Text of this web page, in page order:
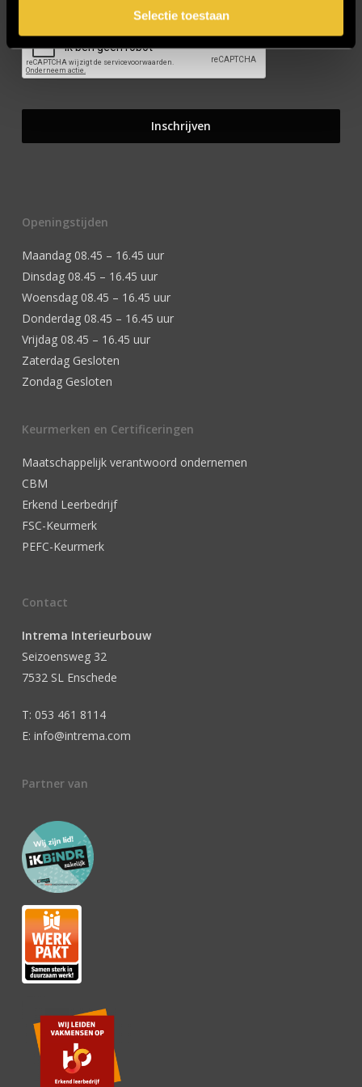
Selectie toestaan
Openingstijden
Maandag 08.45 – 16.45 uur
Dinsdag 08.45 – 16.45 uur
Woensdag 08.45 – 16.45 uur
Donderdag 08.45 – 16.45 uur
Vrijdag 08.45 – 16.45 uur
Zaterdag Gesloten
Zondag Gesloten
Keurmerken en Certificeringen
Maatschappelijk verantwoord ondernemen
CBM
Erkend Leerbedrijf
FSC-Keurmerk
PEFC-Keurmerk
Contact
Intrema Interieurbouw
Seizoensweg 32
7532 SL Enschede
T: 053 461 8114
E: info@intrema.com
Partner van